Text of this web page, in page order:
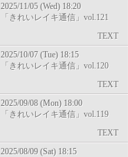
2025/11/05 (Wed) 18:20
「きれいレイキ通信」vol.121
TEXT
2025/10/07 (Tue) 18:15
「きれいレイキ通信」vol.120
TEXT
2025/09/08 (Mon) 18:00
「きれいレイキ通信」vol.119
TEXT
2025/08/09 (Sat) 18:15